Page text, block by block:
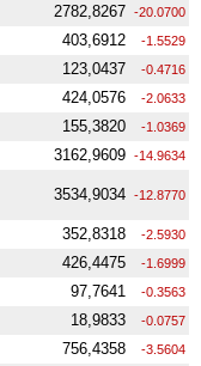
2782,8267 -20.0700
403,6912 -1.5529
123,0437 -0.4716
424,0576 -2.0633
155,3820 -1.0369
3162,9609 -14.9634
3534,9034 -12.8770
352,8318 -2.5930
426,4475 -1.6999
97,7641 -0.3563
18,9833 -0.0757
756,4358 -3.5604